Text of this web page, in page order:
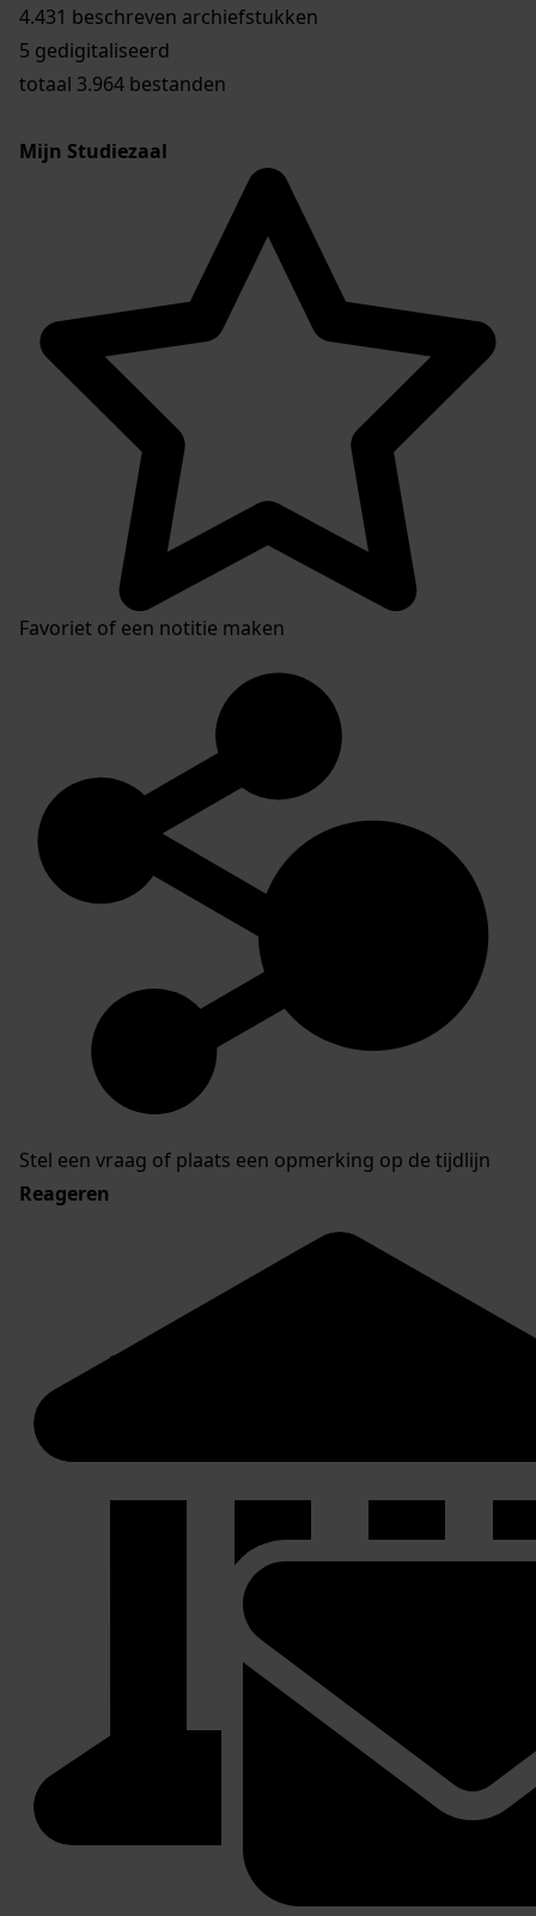
4.431 beschreven archiefstukken
5 gedigitaliseerd
totaal 3.964 bestanden
Mijn Studiezaal
Favoriet of een notitie maken
Stel een vraag of plaats een opmerking op de tijdlijn
Reageren